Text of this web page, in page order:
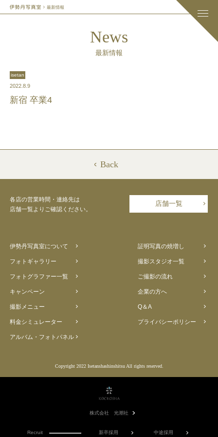
最新情報
News
最新情報
isetan
2022.8.9
新宿 卒業4
Back
各店の営業時間・連絡先は
店舗一覧よりご確認ください。
店舗一覧
伊勢丹写真室について 証明写真の焼増し
フォトギャラリー 撮影スタジオ一覧
フォトグラファー一覧 ご撮影の流れ
キャンペーン 企業の方へ
撮影メニュー Q＆A
料金シミュレーター プライバシーポリシー
アルバム・フォトパネル
Copyright 2022 Isetanshashinshitsu All rights reserved.
株式会社 光潮社
Recruit 新卒採用 中途採用